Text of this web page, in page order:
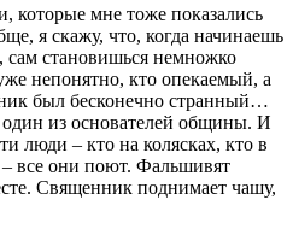
которые мне тоже показались
я скажу, что, когда начинаешь
становишься немножко
непонятно, кто опекаемый, а
был бесконечно странный…
из основателей общины. И
люди – кто на колясках, кто в
все они поют. Фальшивят
Священник поднимает чашу,